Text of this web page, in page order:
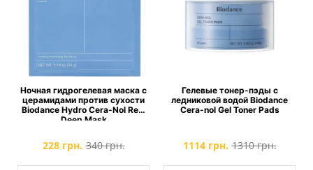
Ночная гидрогелевая маска с
церамидами против сухости
Biodance Hydro Cera-Nol Real
Deep Mask
228 грн. 340 грн.
Гелевые тонер-пэды с
ледниковой водой Biodance
Cera-nol Gel Toner Pads
1114 грн. 1310 грн.